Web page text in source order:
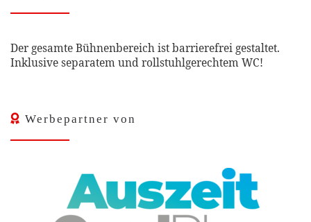
Der gesamte Bühnenbereich ist barrierefrei gestaltet.
Inklusive separatem und rollstuhlgerechtem WC!
Werbepartner von